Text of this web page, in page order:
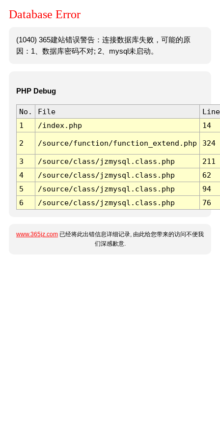
Database Error
(1040) 365建站错误警告：连接数据库失败，可能的原
因：1、数据库密码不对; 2、mysql未启动。
PHP Debug
No. File
Line
1
/index.php 14
2 /source/function/function_extend.php 324
3 /source/class/jzmysql.class.php
211
4
/source/class/jzmysql.class.php
62
5
/source/class/jzmysql.class.php
94
6
/source/class/jzmysql.class.php 76
www.365jz.com 已经将此出错信息详细记录, 由此给您带来的访问不便我
们深感歉意.